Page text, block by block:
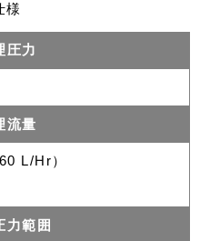
様
圧力
流量
L/Hr）
力範囲